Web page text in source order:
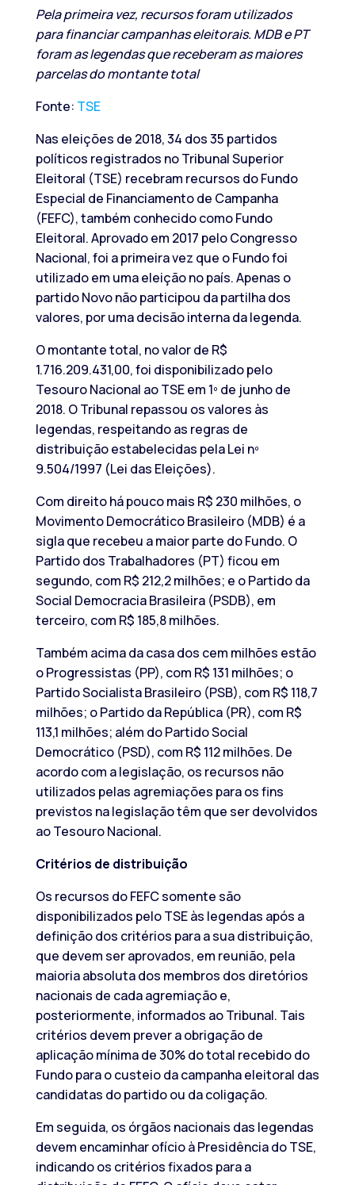
Pela primeira vez, recursos foram utilizados
para financiar campanhas eleitorais. MDB e PT
foram as legendas que receberam as maiores
parcelas do montante total
Fonte: TSE
Nas eleições de 2018, 34 dos 35 partidos
políticos registrados no Tribunal Superior
Eleitoral (TSE) recebram recursos do Fundo
Especial de Financiamento de Campanha
(FEFC), também conhecido como Fundo
Eleitoral. Aprovado em 2017 pelo Congresso
Nacional, foi a primeira vez que o Fundo foi
utilizado em uma eleição no país. Apenas o
partido Novo não participou da partilha dos
valores, por uma decisão interna da legenda.
O montante total, no valor de R$
1.716.209.431,00, foi disponibilizado pelo
Tesouro Nacional ao TSE em 1º de junho de
2018. O Tribunal repassou os valores às
legendas, respeitando as regras de
distribuição estabelecidas pela Lei nº
9.504/1997 (Lei das Eleições).
Com direito há pouco mais R$ 230 milhões, o
Movimento Democrático Brasileiro (MDB) é a
sigla que recebeu a maior parte do Fundo. O
Partido dos Trabalhadores (PT) ficou em
segundo, com R$ 212,2 milhões; e o Partido da
Social Democracia Brasileira (PSDB), em
terceiro, com R$ 185,8 milhões.
Também acima da casa dos cem milhões estão
o Progressistas (PP), com R$ 131 milhões; o
Partido Socialista Brasileiro (PSB), com R$ 118,7
milhões; o Partido da República (PR), com R$
113,1 milhões; além do Partido Social
Democrático (PSD), com R$ 112 milhões. De
acordo com a legislação, os recursos não
utilizados pelas agremiações para os fins
previstos na legislação têm que ser devolvidos
ao Tesouro Nacional.
Critérios de distribuição
Os recursos do FEFC somente são
disponibilizados pelo TSE às legendas após a
definição dos critérios para a sua distribuição,
que devem ser aprovados, em reunião, pela
maioria absoluta dos membros dos diretórios
nacionais de cada agremiação e,
posteriormente, informados ao Tribunal. Tais
critérios devem prever a obrigação de
aplicação mínima de 30% do total recebido do
Fundo para o custeio da campanha eleitoral das
candidatas do partido ou da coligação.
Em seguida, os órgãos nacionais das legendas
devem encaminhar ofício à Presidência do TSE,
indicando os critérios fixados para a